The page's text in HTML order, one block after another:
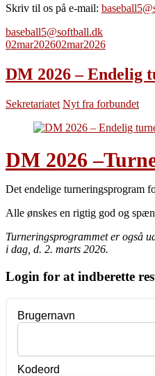
Skriv til os på e-mail:
baseball5@softball.dk
02mar202602mar2026
DM 2026 – Endelig
Sekretariatet Nyt fra forbundet
DM 2026
Det endelige turneringsprogram
Alle ønskes en rigtig god og
Turneringsprogrammet er også
i dag, d. 2. marts 2026.
Login for at indberette
Brugernavn
Kodeord